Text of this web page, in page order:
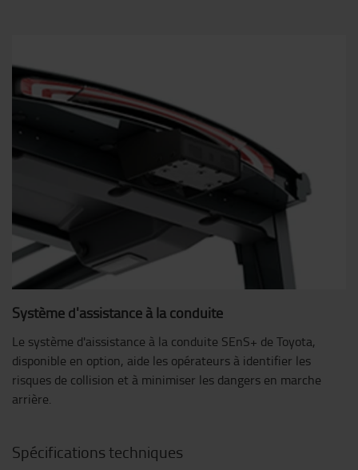
Système d'assistance à la conduite
Le système d'aissistance à la conduite SEnS+ de Toyota,
disponible en option, aide les opérateurs à identifier les
risques de collision et à minimiser les dangers en marche
arrière.
Spécifications techniques